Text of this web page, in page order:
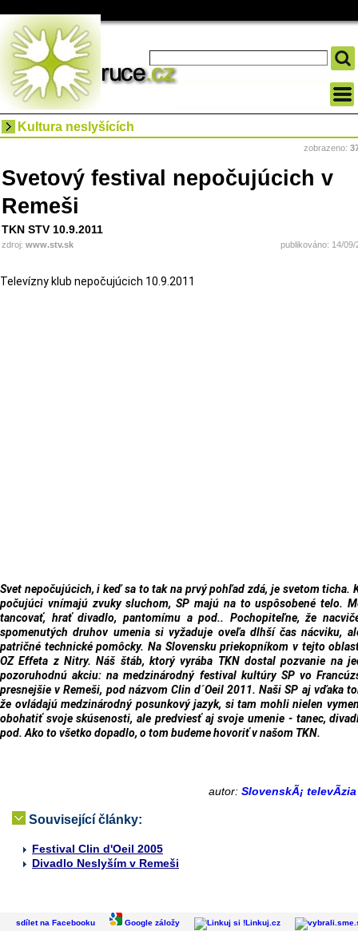
Kultura neslyšících
zobrazeno:
Svetový festival nepočujúcich v
Remeši
TKN STV 10.9.2011
zdroj: www.stv.sk publikováno: 14/09/
Televízny klub nepočujúcich 10.9.2011
Svet nepočujúcich, i keď sa to tak na prvý pohľad zdá, je svetom ticha.
počujúci vnímajú zvuky sluchom, SP majú na to uspôsobené telo.
tancovať, hrať divadlo, pantomímu a pod.. Pochopiteľne, že
spomenutých druhov umenia si vyžaduje oveľa dlhší čas nácviku,
patričné technické pomôcky. Na Slovensku priekopníkom v tejto
OZ Effeta z Nitry. Náš štáb, ktorý vyrába TKN dostal pozvanie na
pozoruhodnú akciu: na medzinárodný festival kultúry SP vo
presnejšie v Remeši, pod názvom Clin d´Oeil 2011. Naši SP aj vďaka
že ovládajú medzinárodný posunkový jazyk, si tam mohli nielen
obohatiť svoje skúsenosti, ale predviesť aj svoje umenie - tanec,
pod. Ako to všetko dopadlo, o tom budeme hovoriť v našom TKN.
autor: SlovenskÃ¡
Související články:
Festival Clin d'Oeil 2005
Divadlo Neslyším v Remeši
sdílet na Facebooku Google záložy
Linkuj.cz